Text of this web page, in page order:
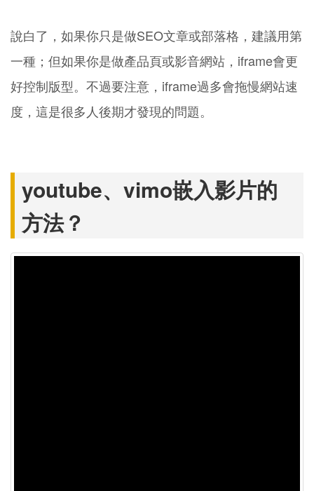
說白了，如果你只是做SEO文章或部落格，建議用第
一種；但如果你是做產品頁或影音網站，iframe會更
好控制版型。不過要注意，iframe過多會拖慢網站速
度，這是很多人後期才發現的問題。
youtube、vimo嵌入影片的
方法？